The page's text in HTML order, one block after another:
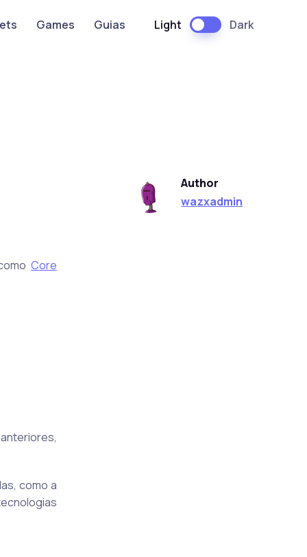
Games Guias Light Dark
Author
wazxadmin
Core
como a